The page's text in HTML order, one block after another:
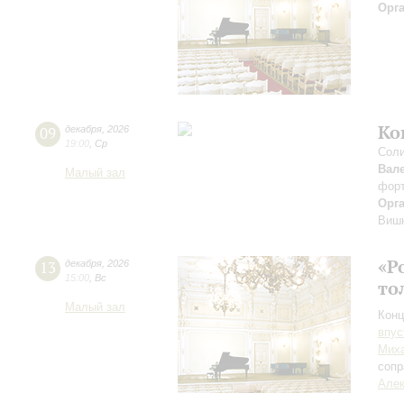
09 декабря 2026
19:00 Ср
Малый зал
13 декабря 2026
15:00 Вс
Малый зал